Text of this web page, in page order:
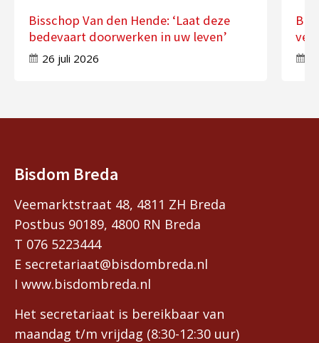
Bisschop Van den Hende: ‘Laat deze
bedevaart doorwerken in uw leven’
26 juli 2026
Bisdom Breda
Veemarktstraat 48, 4811 ZH Breda
Postbus 90189, 4800 RN Breda
T 076 5223444
E secretariaat@bisdombreda.nl
I www.bisdombreda.nl
Het secretariaat is bereikbaar van
maandag t/m vrijdag (8:30-12:30 uur)